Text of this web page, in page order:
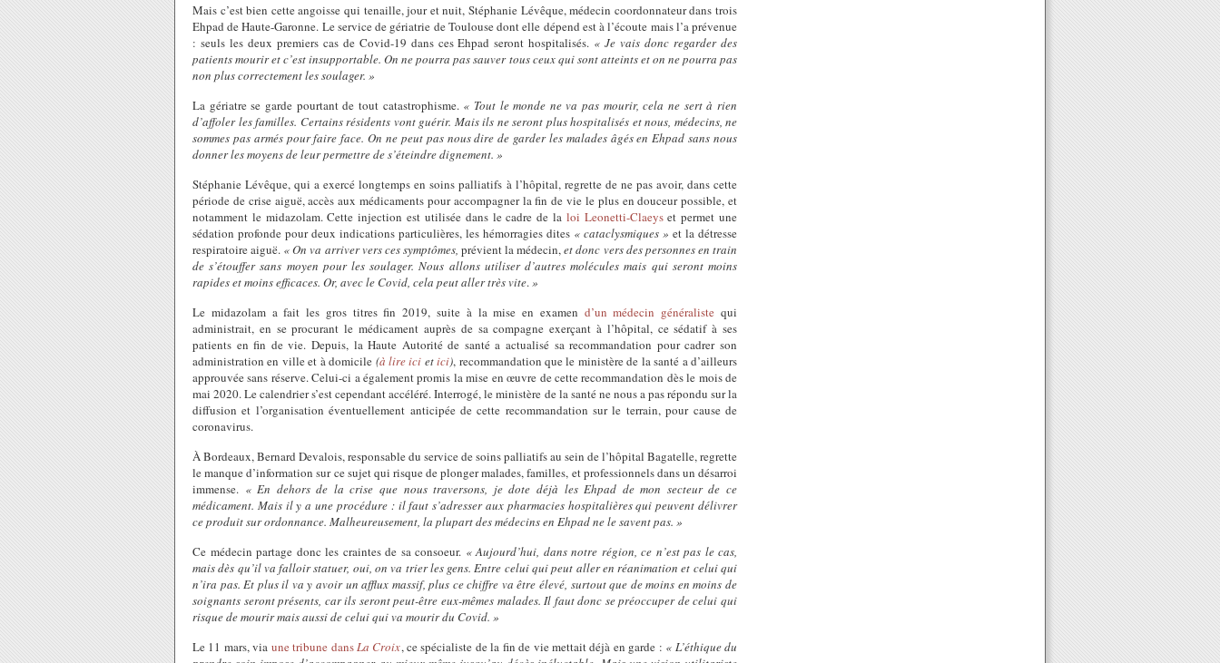
Mais c’est bien cette angoisse qui tenaille, jour et nuit, Stéphanie Lévêque, médecin coordonnateur dans trois
Ehpad de Haute-Garonne. Le service de gériatrie de Toulouse dont elle dépend est à l’écoute mais l’a prévenue
: seuls les deux premiers cas de Covid-19 dans ces Ehpad seront hospitalisés. « Je vais donc regarder des
patients mourir et c’est insupportable. On ne pourra pas sauver tous ceux qui sont atteints et on ne pourra pas
non plus correctement les soulager. »
La gériatre se garde pourtant de tout catastrophisme. « Tout le monde ne va pas mourir, cela ne sert à rien
d’affoler les familles. Certains résidents vont guérir. Mais ils ne seront plus hospitalisés et nous, médecins, ne
sommes pas armés pour faire face. On ne peut pas nous dire de garder les malades âgés en Ehpad sans nous
donner les moyens de leur permettre de s’éteindre dignement. »
Stéphanie Lévêque, qui a exercé longtemps en soins palliatifs à l’hôpital, regrette de ne pas avoir, dans cette
période de crise aiguë, accès aux médicaments pour accompagner la fin de vie le plus en douceur possible, et
notamment le midazolam. Cette injection est utilisée dans le cadre de la loi Leonetti-Claeyset permet une
sédation profonde pour deux indications particulières, les hémorragies dites « cataclysmiques » et la détresse
respiratoire aiguë. « On va arriver vers ces symptômes, prévient la médecin,et donc vers des personnes en train
de s’étouffer sans moyen pour les soulager. Nous allons utiliser d’autres molécules mais qui seront moins
rapides et moins efficaces. Or, avec le Covid, cela peut aller très vite. »
Le midazolam a fait les gros titres fin 2019, suite à la mise en examen d’un médecin généraliste qui
administrait, en se procurant le médicament auprès de sa compagne exerçant à l’hôpital, ce sédatif à ses
patients en fin de vie. Depuis, la Haute Autorité de santé a actualisé sa recommandation pour cadrer son
administration en ville et à domicile (à lire ici etici), recommandation que le ministère de la santé a d’ailleurs
approuvée sans réserve. Celui-ci a également promis la mise en œuvre de cette recommandation dès le mois de
mai 2020. Le calendrier s’est cependant accéléré. Interrogé, le ministère de la santé ne nous a pas répondu sur la
diffusion et l’organisation éventuellement anticipée de cette recommandation sur le terrain, pour cause de
coronavirus.
À Bordeaux, Bernard Devalois, responsable du service de soins palliatifs au sein de l’hôpital Bagatelle, regrette
le manque d’information sur ce sujet qui risque de plonger malades, familles, et professionnels dans un désarroi
immense. « En dehors de la crise que nous traversons, je dote déjà les Ehpad de mon secteur de ce
médicament. Mais il y a une procédure : il faut s’adresser aux pharmacies hospitalières qui peuvent délivrer
ce produit sur ordonnance. Malheureusement, la plupart des médecins en Ehpad ne le savent pas. »
Ce médecin partage donc les craintes de sa consoeur. « Aujourd’hui, dans notre région, ce n’est pas le cas,
mais dès qu’il va falloir statuer, oui, on va trier les gens. Entre celui qui peut aller en réanimation et celui qui
n’ira pas. Et plus il va y avoir un afflux massif, plus ce chiffre va être élevé, surtout que de moins en moins de
soignants seront présents, car ils seront peut-être eux-mêmes malades. Il faut donc se préoccuper de celui qui
risque de mourir mais aussi de celui qui va mourir du Covid. »
Le 11 mars, via une tribune dans La Croix, ce spécialiste de la fin de vie mettait déjà en garde : « L’éthique du